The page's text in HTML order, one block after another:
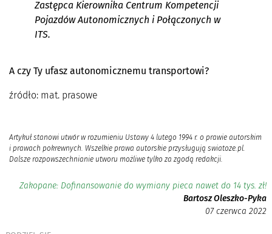
Zastępca Kierownika Centrum Kompetencji
Pojazdów Autonomicznych i Połączonych w
ITS.
A czy Ty ufasz autonomicznemu transportowi?
źródło: mat. prasowe
Artykuł stanowi utwór w rozumieniu Ustawy 4 lutego 1994 r. o prawie autorskim
i prawach pokrewnych. Wszelkie prawa autorskie przysługują swiatoze.pl.
Dalsze rozpowszechnianie utworu możliwe tylko za zgodą redakcji.
Zakopane: Dofinansowanie do wymiany pieca nawet do 14 tys. zł!
Bartosz Oleszko-Pyka
07 czerwca 2022